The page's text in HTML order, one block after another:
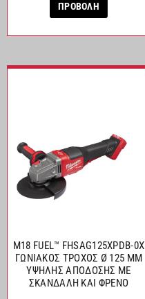
ΠΡΟΒΟΛΗ
M18 FUEL™ FHSAG125XPDB-0X
ΓΩΝΙΑΚΟΣ ΤΡΟΧΟΣ Ø 125 MM
ΥΨΗΛΗΣ ΑΠΟΔΟΣΗΣ ΜΕ
ΣΚΑΝΔΑΛΗ ΚΑΙ ΦΡΕΝΟ